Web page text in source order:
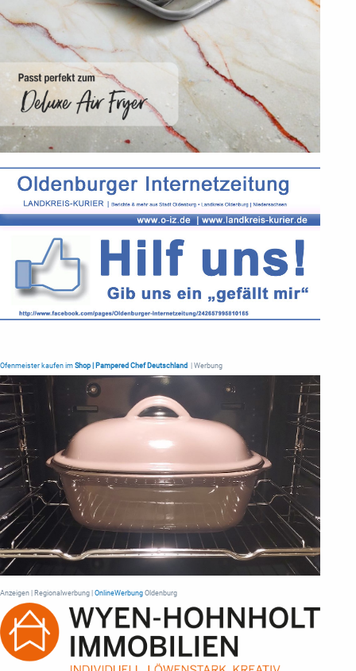
Ofenmeister kaufen im Shop | Pampered Chef Deutschland | Werbung
Anzeigen | Regionalwerbung | OnlineWerbung Oldenburg